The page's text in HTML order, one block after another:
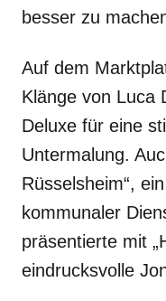
besser zu
Auf dem
Klänge von Luca
Deluxe für eine
Untermalung.
Rüsselsheim“,
kommunaler
präsentierte mit
eindrucksvolle